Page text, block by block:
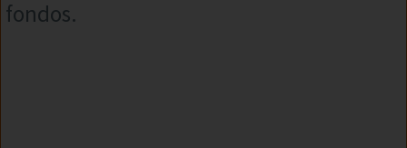
fondos.